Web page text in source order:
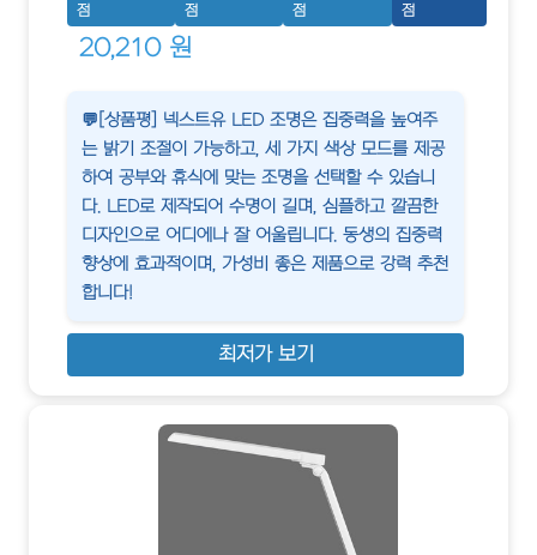
점
점
점
점
20,210 원
💬[상품평] 넥스트유 LED 조명은 집중력을 높여주
는 밝기 조절이 가능하고, 세 가지 색상 모드를 제공
하여 공부와 휴식에 맞는 조명을 선택할 수 있습니
다. LED로 제작되어 수명이 길며, 심플하고 깔끔한
디자인으로 어디에나 잘 어울립니다. 동생의 집중력
향상에 효과적이며, 가성비 좋은 제품으로 강력 추천
합니다!
최저가 보기